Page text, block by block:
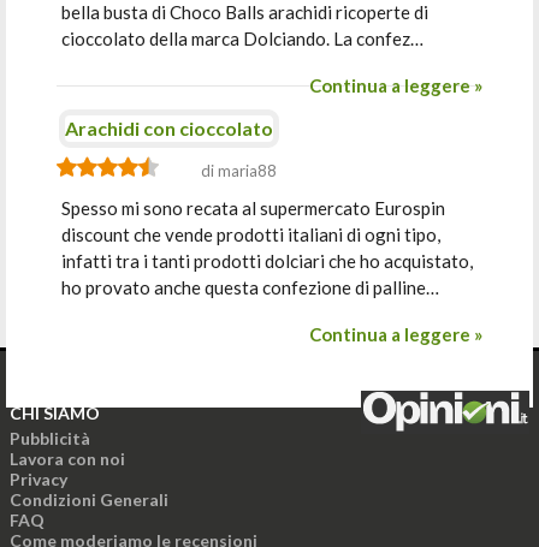
bella busta di Choco Balls arachidi ricoperte di
cioccolato della marca Dolciando. La confez…
Continua a leggere »
Arachidi con cioccolato
di maria88
Spesso mi sono recata al supermercato Eurospin
discount che vende prodotti italiani di ogni tipo,
infatti tra i tanti prodotti dolciari che ho acquistato,
ho provato anche questa confezione di palline…
Continua a leggere »
CHI SIAMO
Pubblicità
Lavora con noi
Privacy
Condizioni Generali
FAQ
Come moderiamo le recensioni